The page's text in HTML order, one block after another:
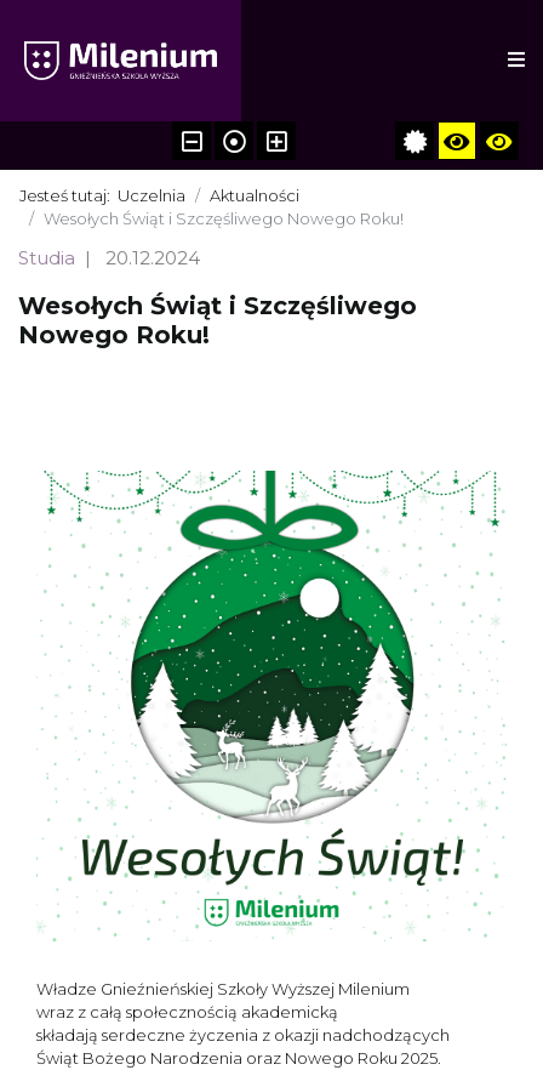
Jesteś tutaj: Uczelnia
Aktualności
Wesołych Świąt i Szczęśliwego Nowego Roku!
Studia 20.12.2024
Wesołych Świąt i Szczęśliwego
Nowego Roku!
Władze Gnieźnieńskiej Szkoły Wyższej Milenium
wraz z całą społecznością akademicką
składają serdeczne życzenia z okazji nadchodzących
Świąt Bożego Narodzenia oraz Nowego Roku 2025.